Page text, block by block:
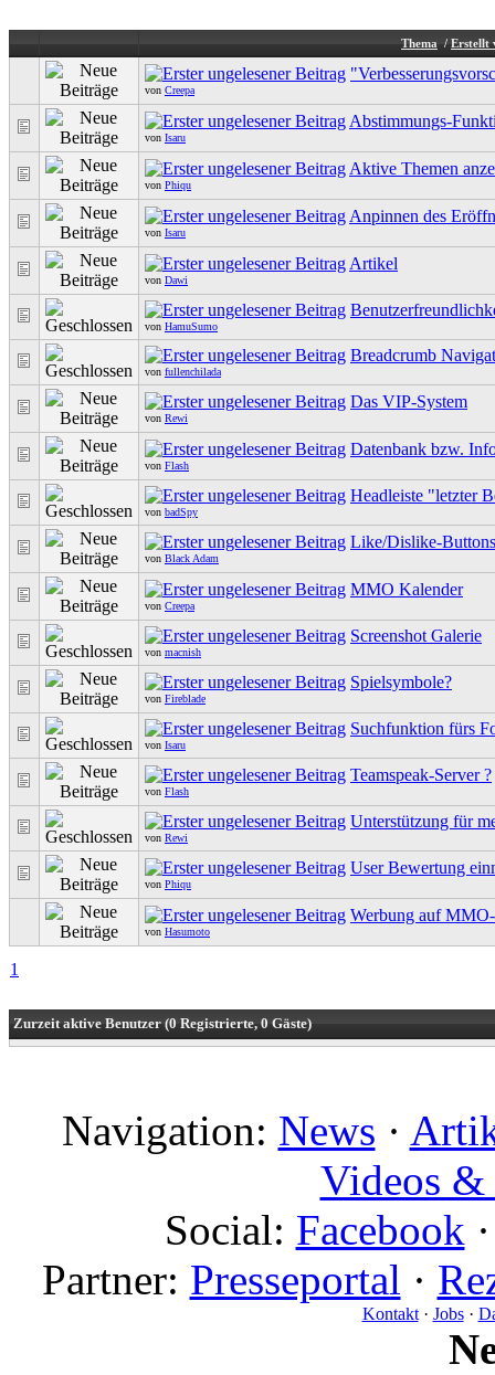
Thema /Erstellt
von Creepa
Abstimmungs-
von Isaru
Aktive Themen
von Phiqu
Anpinnen des
von Isaru
Artikel
von Dawi
von HamuSumo
Breadcrumb
von fullenchilada
Das VIP-System
von Rewi
Datenbank bzw.
von Flash
Headleiste "letzter
von badSpy
Like/Dislike-Buttons
von Black Adam
MMO Kalender
von Creepa
Screenshot Galerie
von macnish
Spielsymbole?
von Fireblade
Suchfunktion fürs
von Isaru
Teamspeak-Server ?
von Flash
Unterstützung für
von Rewi
User Bewertung
von Phiqu
Werbung auf
von Hasumoto
1
Zurzeit aktive Benutzer (0 Registrierte, 0 Gäste)
Navigation: News ·
Videos
Social: Facebook
Partner: Presseportal ·
Kontakt· Jobs·